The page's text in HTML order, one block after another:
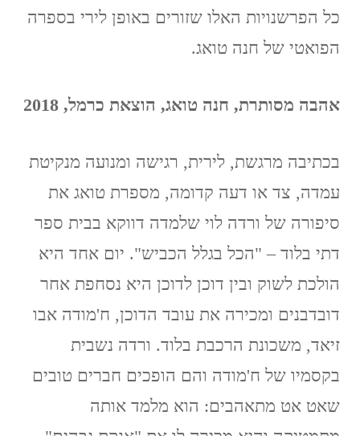
כל הפרשנויות האלו שזורים באופן לירי בספרה
הפואטי של חנה טואג.
אהבה מסותרת, חנה טואג, הוצאת כרמל, 2018
בכתיבה מרגשת, לירית, רגישה ומנועה מנקיטת
עמדה, צד או דעה קדומה, מספרת טואג את
סיפורה של ורדה לוי שלמדה דווקא בבית ספר
דתי בלוד – "הכל בגלל הכביש". יום אחד היא
הולכת לשוק ובין דוכן לדוכן היא נסחפת אחר
דובדבנים ומכירה את עובד הדוכן, ח'מודה אבו
זיאד, משכונת הרכבת בלוד. ורדה נשבית
בקסמיו של ח'מודה והם הופכים חברים טובים
שאט אט מתאהבים: הוא מלמד אותה